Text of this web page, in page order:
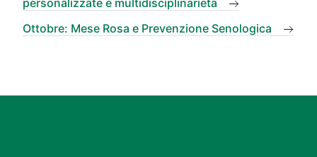
Ottobre: Mese Rosa e Prevenzione Senologica